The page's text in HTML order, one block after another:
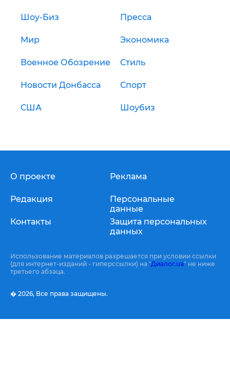
Шоу-Биз Пресса
Мир Экономика
Военное Обозрение Стиль
Новости Донбасса Спорт
США Шоубиз
О проекте
Редакция
Контакты
Реклама
Персональные
данные
Защита персональных
данных
Использование материалов разрешается при условии ссылки
(для интернет-изданий - гиперссылки) на "Диалог.ua" не ниже
третьего абзаца.
� 2026, Все права защищены.